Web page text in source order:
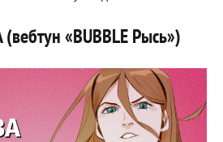
«BUBBLE Рысь»)